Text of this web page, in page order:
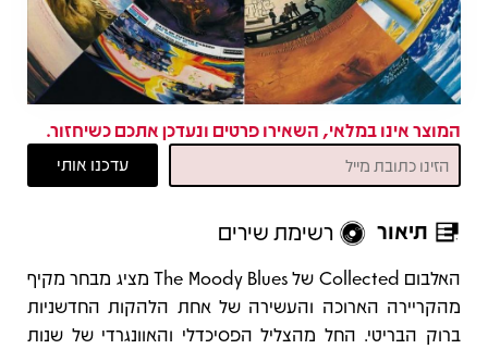
המוצר אינו במלאי, השאירו פרטים ונעדכן אתכם כשיחזור.
תיאור רשימת שירים
תיאור
האלבום Collected של The Moody Blues מציג מבחר מקיף
מהקריירה הארוכה והעשירה של אחת הלהקות החדשניות
ברוק הבריטי. החל מהצליל הפסיכדלי והאוונגרדי של שנות